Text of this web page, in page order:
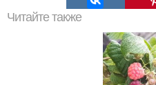
Читайте также